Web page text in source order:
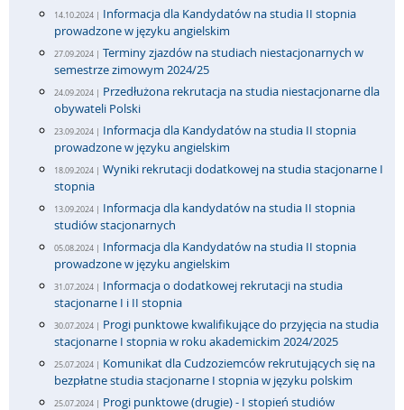
14.10.2024 | Informacja dla Kandydatów na studia II stopnia
prowadzone w języku angielskim
27.09.2024 | Terminy zjazdów na studiach niestacjonarnych w
semestrze zimowym 2024/25
24.09.2024 | Przedłużona rekrutacja na studia niestacjonarne dla
obywateli Polski
23.09.2024 | Informacja dla Kandydatów na studia II stopnia
prowadzone w języku angielskim
18.09.2024 | Wyniki rekrutacji dodatkowej na studia stacjonarne I
stopnia
13.09.2024 | Informacja dla kandydatów na studia II stopnia
studiów stacjonarnych
05.08.2024 | Informacja dla Kandydatów na studia II stopnia
prowadzone w języku angielskim
31.07.2024 | Informacja o dodatkowej rekrutacji na studia
stacjonarne I i II stopnia
30.07.2024 | Progi punktowe kwalifikujące do przyjęcia na studia
stacjonarne I stopnia w roku akademickim 2024/2025
25.07.2024 | Komunikat dla Cudzoziemców rekrutujących się na
bezpłatne studia stacjonarne I stopnia w języku polskim
25.07.2024 | Progi punktowe (drugie) - I stopień studiów